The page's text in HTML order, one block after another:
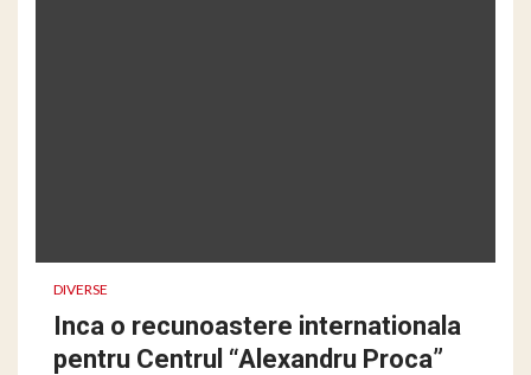
DIVERSE
Inca o recunoastere internationala
pentru Centrul “Alexandru Proca”